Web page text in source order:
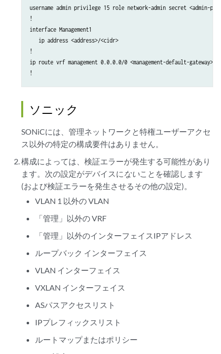
username admin privilege 15 role network-admin secret <admin-
!
interface Management1
   ip address <address>/<cidr>
!
ip route vrf management 0.0.0.0/0 <management-default-gateway>
!
ソニック
SONiCには、管理ネットワークと特権ユーザーアクセ
ス以外の特定の構成要件はありません。
構成によっては、検証エラーが発生する可能性があり
ます。次の設定がデバイスにない ことを確認します
(および検証エラーを発生させるその他の設定)。
VLAN 1 以外の VLAN
「管理」以外の VRF
「管理」以外のインターフェイスIPアドレス
ループバック インターフェイス
VLAN インターフェイス
VXLAN インターフェイス
ASパスアクセスリスト
IPプレフィックスリスト
ルートマップまたはポリシー